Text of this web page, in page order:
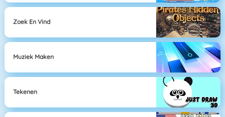
Zoek En Vind
Muziek Maken
Tekenen